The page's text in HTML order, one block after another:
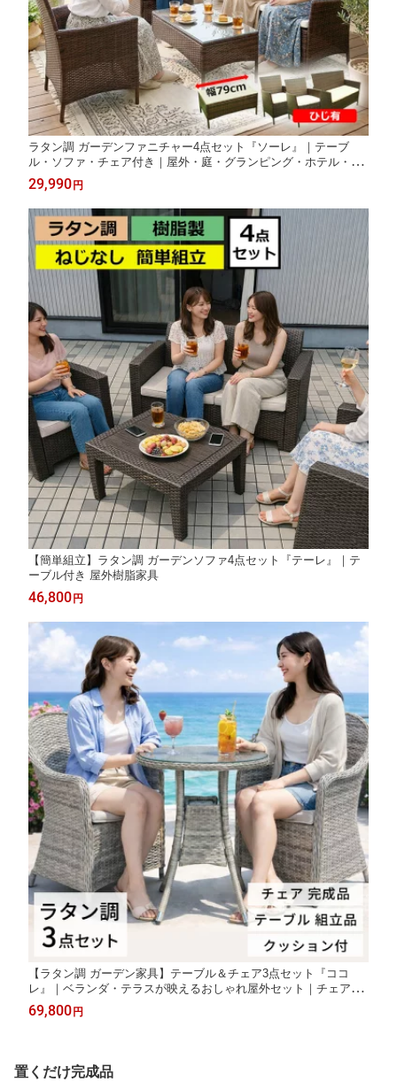
ラタン調 ガーデンファニチャー4点セット『ソーレ』｜テーブ
ル・ソファ・チェア付き｜屋外・庭・グランピング・ホテル・海
の家
29,990 円
【簡単組立】ラタン調 ガーデンソファ4点セット『テーレ』｜テ
ーブル付き 屋外樹脂家具
46,800 円
【ラタン調 ガーデン家具】テーブル＆チェア3点セット『ココ
レ』｜ベランダ・テラスが映えるおしゃれ屋外セット｜チェア完
成品・テーブル組立式
69,800 円
置くだけ完成品